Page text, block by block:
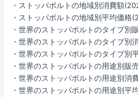
・ストッパボルトの地域別消費額
・ストッパボルトの地域別平均価格
・世界のストッパボルトのタイプ別
・世界のストッパボルトのタイプ別
・世界のストッパボルトのタイプ別
・世界のストッパボルトの用途別販
・世界のストッパボルトの用途別消
・世界のストッパボルトの用途別平